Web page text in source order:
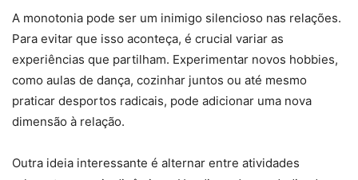
A monotonia pode ser um inimigo silencioso nas relações.
Para evitar que isso aconteça, é crucial variar as
experiências que partilham. Experimentar novos hobbies,
como aulas de dança, cozinhar juntos ou até mesmo
praticar desportos radicais, pode adicionar uma nova
dimensão à relação.
Outra ideia interessante é alternar entre atividades